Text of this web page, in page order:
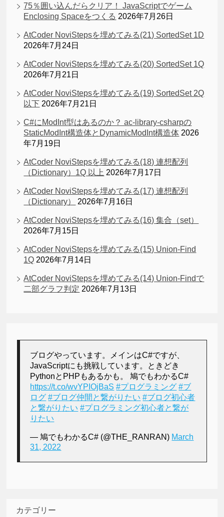
75％囲い込んだらクリア！ JavaScriptでゲーム
Enclosing Spaceをつくる 2026年7月26日
AtCoder NoviStepsを埋めてみる(21) SortedSet 1D
2026年7月24日
AtCoder NoviStepsを埋めてみる(20) SortedSet 1Q
2026年7月21日
AtCoder NoviStepsを埋めてみる(19) SortedSet 2Q
以下 2026年7月21日
C#にModInt型はあるのか？ ac-library-csharpの
StaticModInt構造体とDynamicModInt構造体 2026
年7月19日
AtCoder NoviStepsを埋めてみる(18) 連想配列
（Dictionary）1Q 以上 2026年7月17日
AtCoder NoviStepsを埋めてみる(17) 連想配列
（Dictionary）
2026年7月16日
AtCoder NoviStepsを埋めてみる(16) 集合（set）
2026年7月15日
AtCoder NoviStepsを埋めてみる(15) Union-Find
1Q 2026年7月14日
AtCoder NoviStepsを埋めてみる(14) Union-Findで
二部グラフ判定 2026年7月13日
ブログやっています。メインはC#ですが、
JavaScriptにも挑戦しています。ときどき
PythonとPHPもあるかも。 鳩でもわかるC#
https://t.co/wvYPIOjBaS #プログラミング #ブ
ログ #ブログ仲間と繋がりたい #ブログ初心者
と繋がりたい #プログラミング初心者と繋が
りたい
— 鳩でもわかるC# (@THE_RANRAN) March
31, 2022
カテゴリー